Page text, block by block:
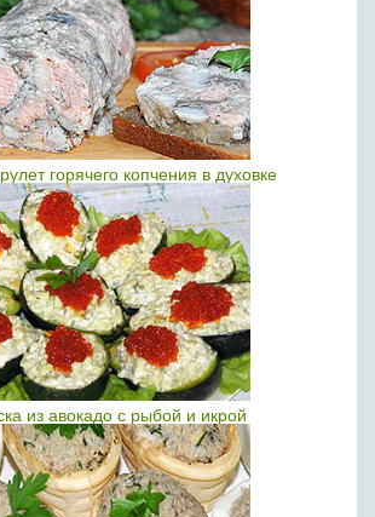
горячего копчения в духовке
из авокадо с рыбой и икрой